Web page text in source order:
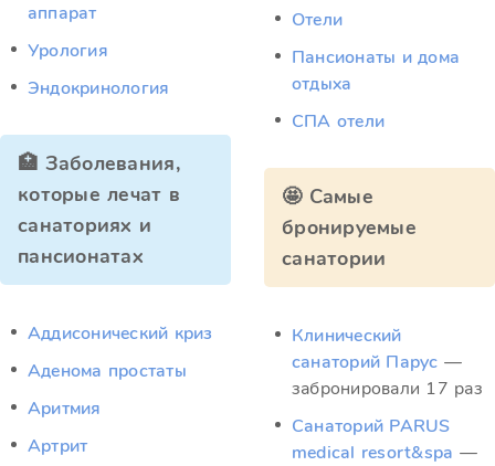
аппарат
Урология
Эндокринология
🏥 Заболевания,
которые лечат в
санаториях и
пансионатах
Аддисонический криз
Аденома простаты
Аритмия
Артрит
Отели
Пансионаты и дома
отдыха
СПА отели
🤩 Самые
бронируемые
санатории
Клинический
санаторий Парус —
забронировали 17 раз
Санаторий PARUS
medical resort&spa —